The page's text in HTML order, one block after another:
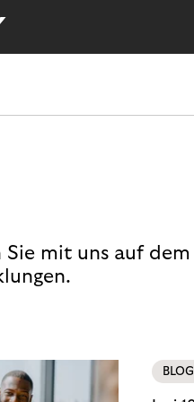
mit uns auf
BLOG